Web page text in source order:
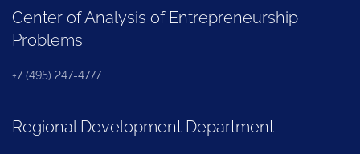
Center of Analysis of Entrepreneurship
Problems
+7 (495) 247-4777
Regional Development Department